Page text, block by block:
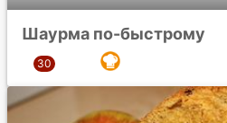
Шаурма по-быстрому